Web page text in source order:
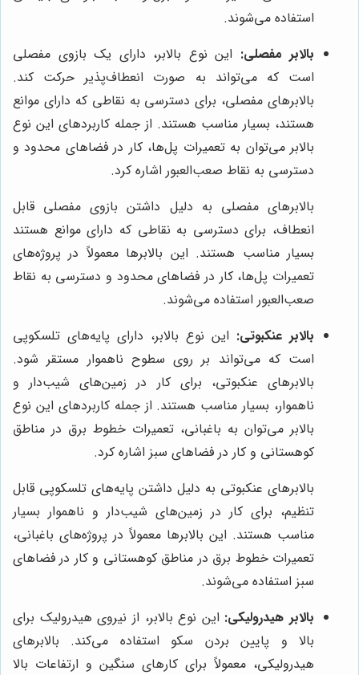
استفاده می‌شوند.
بالابر مفصلی: این نوع بالابر، دارای یک بازوی مفصلی
است که می‌تواند به صورت انعطاف‌پذیر حرکت کند.
بالابرهای مفصلی، برای دسترسی به نقاطی که دارای موانع
هستند، بسیار مناسب هستند. از جمله کاربردهای این نوع
بالابر می‌توان به تعمیرات پل‌ها، کار در فضاهای محدود و
دسترسی به نقاط صعب‌العبور اشاره کرد.
بالابرهای مفصلی به دلیل داشتن بازوی مفصلی قابل
انعطاف، برای دسترسی به نقاطی که دارای موانع هستند
بسیار مناسب هستند. این بالابرها معمولاً در پروژه‌های
تعمیرات پل‌ها، کار در فضاهای محدود و دسترسی به نقاط
صعب‌العبور استفاده می‌شوند.
بالابر عنکبوتی: این نوع بالابر، دارای پایه‌های تلسکوپی
است که می‌تواند بر روی سطوح ناهموار مستقر شود.
بالابرهای عنکبوتی، برای کار در زمین‌های شیب‌دار و
ناهموار، بسیار مناسب هستند. از جمله کاربردهای این نوع
بالابر می‌توان به باغبانی، تعمیرات خطوط برق در مناطق
کوهستانی و کار در فضاهای سبز اشاره کرد.
بالابرهای عنکبوتی به دلیل داشتن پایه‌های تلسکوپی قابل
تنظیم، برای کار در زمین‌های شیب‌دار و ناهموار بسیار
مناسب هستند. این بالابرها معمولاً در پروژه‌های باغبانی،
تعمیرات خطوط برق در مناطق کوهستانی و کار در فضاهای
سبز استفاده می‌شوند.
بالابر هیدرولیکی: این نوع بالابر، از نیروی هیدرولیک برای
بالا و پایین بردن سکو استفاده می‌کند. بالابرهای
هیدرولیکی، معمولاً برای کارهای سنگین و ارتفاعات بالا